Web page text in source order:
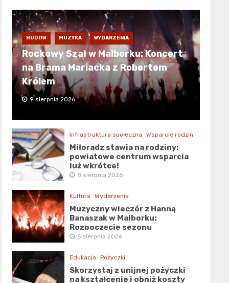
HUDOW MUZYKA WYDARZENIA
Rockowy Szał w Malborku: Koncert
na Brama Mariacka z Robertem
Królem
9 sierpnia 2026
Infrastruktura społeczna Wsparcie rodzin
Miłoradz stawia na rodziny:
powiatowe centrum wsparcia
już wkrótce!
8 sierpnia 2026
Kultura Wydarzenia
Muzyczny wieczór z Hanną
Banaszak w Malborku:
Rozpoczęcie sezonu
kulturalnego!
6 sierpnia 2026
Edukacja Pożyczki
Skorzystaj z unijnej pożyczki
na kształcenie i obniż koszty